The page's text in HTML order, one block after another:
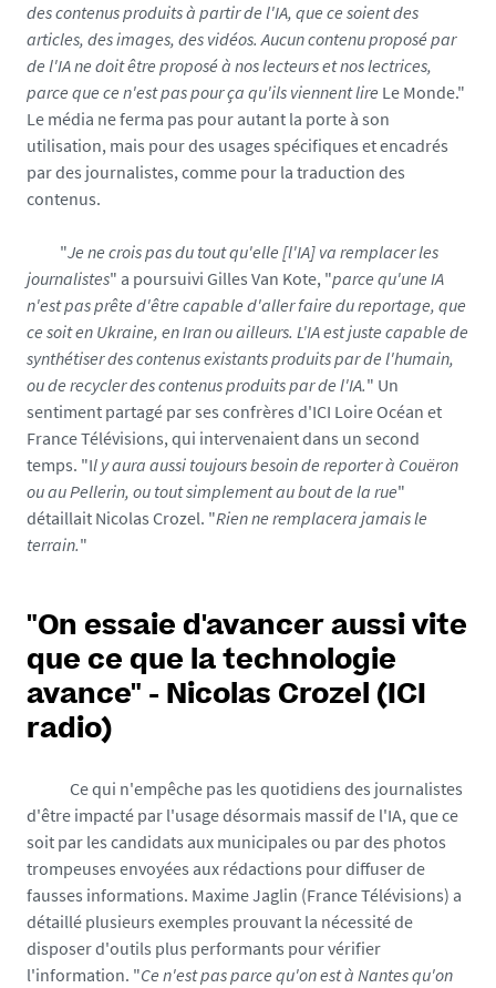
des contenus produits à partir de l'IA, que ce soient des
articles, des images, des vidéos. Aucun contenu proposé par
de l'IA ne doit être proposé à nos lecteurs et nos lectrices,
parce que ce n'est pas pour ça qu'ils viennent lire Le Monde."
Le média ne ferma pas pour autant la porte à son
utilisation, mais pour des usages spécifiques et encadrés
par des journalistes, comme pour la traduction des
contenus.
"Je ne crois pas du tout qu'elle [l'IA] va remplacer les
journalistes" a poursuivi Gilles Van Kote, "parce qu'une IA
n'est pas prête d'être capable d'aller faire du reportage, que
ce soit en Ukraine, en Iran ou ailleurs. L'IA est juste capable de
synthétiser des contenus existants produits par de l'humain,
ou de recycler des contenus produits par de l'IA." Un
sentiment partagé par ses confrères d'ICI Loire Océan et
France Télévisions, qui intervenaient dans un second
temps. "Il y aura aussi toujours besoin de reporter à Couëron
ou au Pellerin, ou tout simplement au bout de la rue"
détaillait Nicolas Crozel. "Rien ne remplacera jamais le
terrain."
"On essaie d'avancer aussi vite
que ce que la technologie
avance" - Nicolas Crozel (ICI
radio)
Ce qui n'empêche pas les quotidiens des journalistes
d'être impacté par l'usage désormais massif de l'IA, que ce
soit par les candidats aux municipales ou par des photos
trompeuses envoyées aux rédactions pour diffuser de
fausses informations. Maxime Jaglin (France Télévisions) a
détaillé plusieurs exemples prouvant la nécessité de
disposer d'outils plus performants pour vérifier
l'information. "Ce n'est pas parce qu'on est à Nantes qu'on